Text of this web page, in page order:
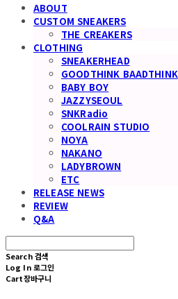
ABOUT
CUSTOM SNEAKERS
THE CREAKERS
CLOTHING
SNEAKERHEAD
GOODTHINK BAADTHINK
BABY BOY
JAZZYSEOUL
SNKRadio
COOLRAIN STUDIO
NOYA
NAKANO
LADYBROWN
ETC
RELEASE NEWS
REVIEW
Q&A
Search 검색
Log In 로그인
Cart장바구니